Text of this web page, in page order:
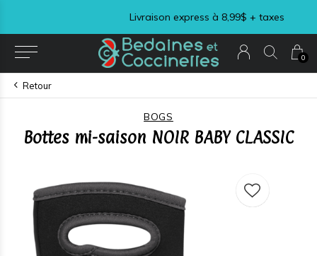
0
Livraison express à 8,99$ + taxes
Retour
BOGS
Bottes mi-saison NOIR BABY CLASSIC